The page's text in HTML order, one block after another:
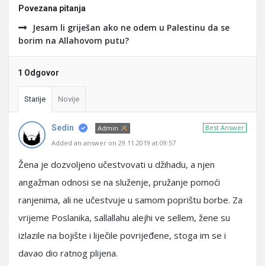
Povezana pitanja
Jesam li griješan ako ne odem u Palestinu da se
borim na Allahovom putu?
1 Odgovor
Starije Novije
Best Answer
Sedin
Admin
Added an answer on 29.11.2019 at 09:57
Žena je dozvoljeno učestvovati u džihadu, a njen
angažman odnosi se na služenje, pružanje pomoći
ranjenima, ali ne učestvuje u samom poprištu borbe. Za
vrijeme Poslanika, sallallahu alejhi ve sellem, žene su
izlazile na bojište i liječile povrijeđene, stoga im se i
davao dio ratnog plijena.